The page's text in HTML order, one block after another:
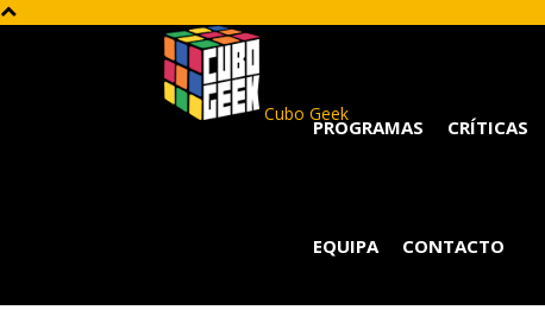
Cubo Geek
PROGRAMAS CRÍTICAS
EQUIPA CONTACTO